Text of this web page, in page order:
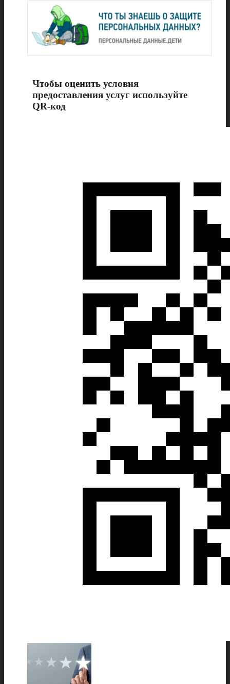
Чтобы оценить условия
предоставления услуг используйте
QR-код